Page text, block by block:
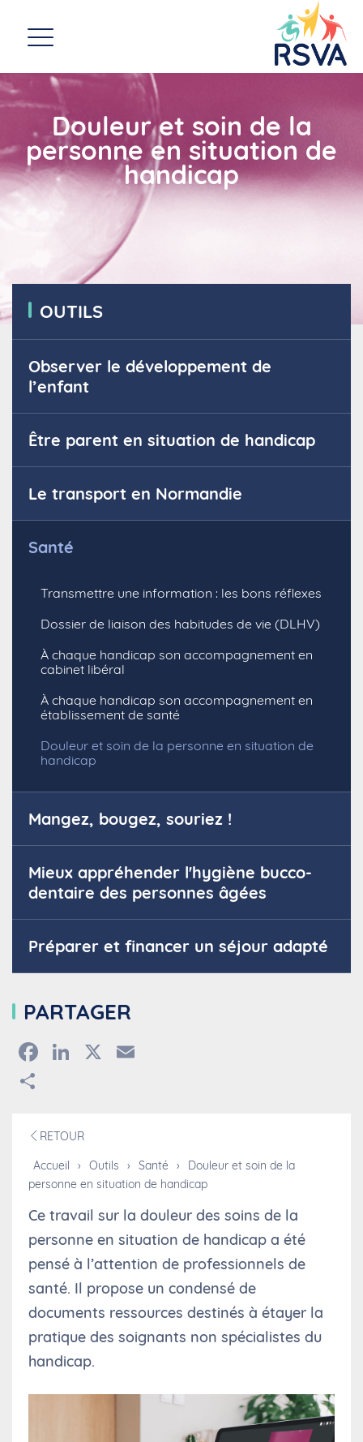
Douleur et soin de la
personne en situation de
handicap
OUTILS
Observer le développement de
l’enfant
Être parent en situation de handicap
Le transport en Normandie
Santé
Transmettre une information : les bons réflexes
Dossier de liaison des habitudes de vie (DLHV)
À chaque handicap son accompagnement en
cabinet libéral
À chaque handicap son accompagnement en
établissement de santé
Douleur et soin de la personne en situation de
handicap
Mangez, bougez, souriez !
Mieux appréhender l'hygiène bucco-
dentaire des personnes âgées
Préparer et financer un séjour adapté
PARTAGER
Facebook
LinkedIn
X
RETOUR
Accueil
› Outils › Santé ›
Douleur et soin de la
personne en situation de handicap
Ce travail sur la douleur des soins de la
personne en situation de handicap a été
pensé à l’attention de professionnels de
santé. Il propose un condensé de
documents ressources destinés à étayer la
pratique des soignants non spécialistes du
handicap.